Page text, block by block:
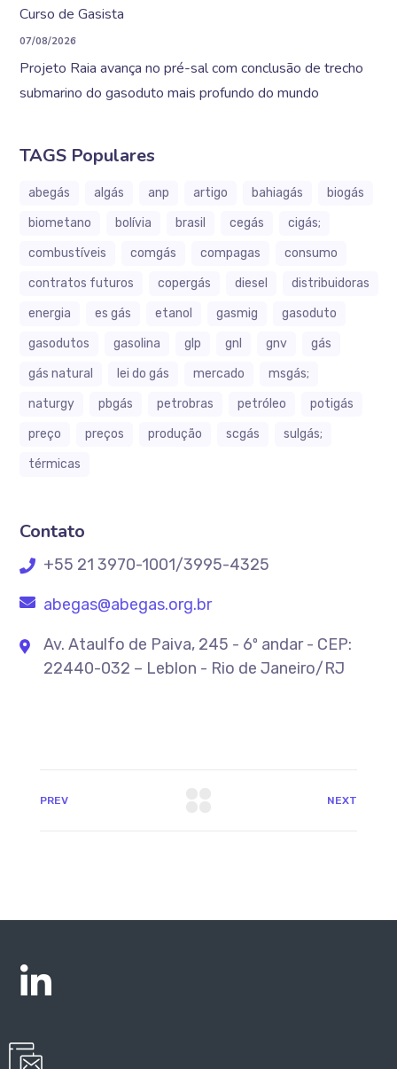
Curso de Gasista
07/08/2026
Projeto Raia avança no pré-sal com conclusão de trecho
submarino do gasoduto mais profundo do mundo
TAGS Populares
abegás algás anp artigo bahiagás
biogás
biometano
bolívia brasil cegás
cigás;
combustíveis
comgás compagas
consumo
contratos futuros
copergás diesel
distribuidoras
energia
es gás etanol gasmig
gasoduto
gasodutos
gasolina glp gnl gnv
gás
gás natural
lei do gás mercado
msgás;
naturgy
pbgás petrobras petróleo
potigás
preço
preços produção scgás
sulgás;
térmicas
Contato
+55 21 3970-1001/3995-4325
abegas@abegas.org.br
Av. Ataulfo de Paiva, 245 - 6º andar - CEP:
22440-032 – Leblon - Rio de Janeiro/RJ
PREV NEXT